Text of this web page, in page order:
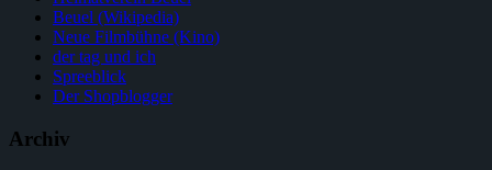
Beuel (Wikipedia)
Neue Filmbühne (Kino)
der tag und ich
Spreeblick
Der Shopblogger
Archiv